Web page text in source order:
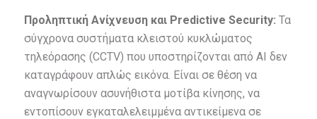
Προληπτική Ανίχνευση και Predictive Security: Τα
σύγχρονα συστήματα κλειστού κυκλώματος
τηλεόρασης (CCTV) που υποστηρίζονται από AI δεν
καταγράφουν απλώς εικόνα. Είναι σε θέση να
αναγνωρίσουν ασυνήθιστα μοτίβα κίνησης, να
εντοπίσουν εγκαταλελειμμένα αντικείμενα σε